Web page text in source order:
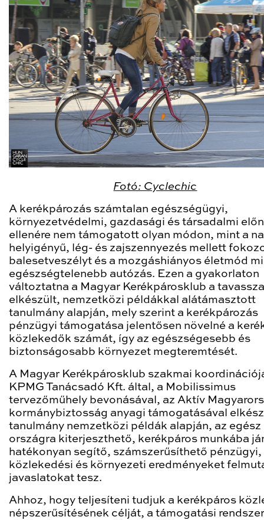
Fotó: Cyclechic
A kerékpározás számtalan egészségügyi,
környezetvédelmi, gazdasági és társadalmi
ellenére nem támogatott olyan módon, mint a
helyigényű, lég- és zajszennyezés mellett
balesetveszélyt és a mozgáshiányos életmód
egészségtelenebb autózás. Ezen a gyakorlaton
változtatna a Magyar Kerékpárosklub a
elkészült, nemzetközi példákkal alátámasztott
tanulmány alapján, mely szerint a kerékpározás
pénzügyi támogatása jelentősen növelné a
közlekedők számát, így az egészségesebb és
biztonságosabb környezet megteremtését.
A Magyar Kerékpárosklub szakmai
KPMG Tanácsadó Kft. által, a Mobilissimus
tervezőműhely bevonásával, az Aktív
kormánybiztosság anyagi támogatásával
tanulmány nemzetközi példák alapján, az egész
országra kiterjeszthető, kerékpáros munkába
hatékonyan segítő, számszerűsíthető pénzügyi,
közlekedési és környezeti eredményeket
javaslatokat tesz.
Ahhoz, hogy teljesíteni tudjuk a kerékpáros
népszerűsítésének célját, a támogatási